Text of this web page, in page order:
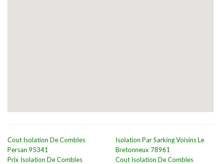
Cout Isolation De Combles
Persan 95341
Prix Isolation De Combles
Isolation Par Sarking Voisins Le
Bretonneux 78961
Cout Isolation De Combles